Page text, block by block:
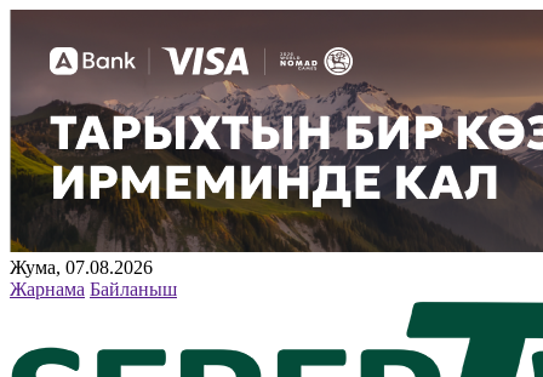
Жума, 07.08.2026
Жарнама Байланыш